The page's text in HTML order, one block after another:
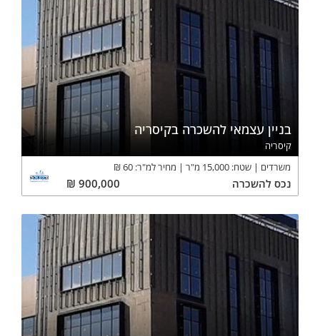
בניין עצמאי להשכרה בקיסריה
קיסריה
משרדים
שטח: 15,000 מ"ר מחיר למ"ר: 60
₪
נכס להשכרה 900,000
₪